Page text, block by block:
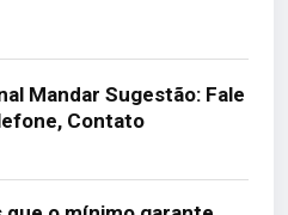
Mandar Sugestão: Fale
Contato